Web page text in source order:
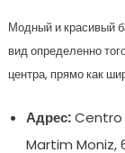
Модный и красивый
вид определенно
центра, прямо как
Адрес:Centro
Martim Moniz, 6